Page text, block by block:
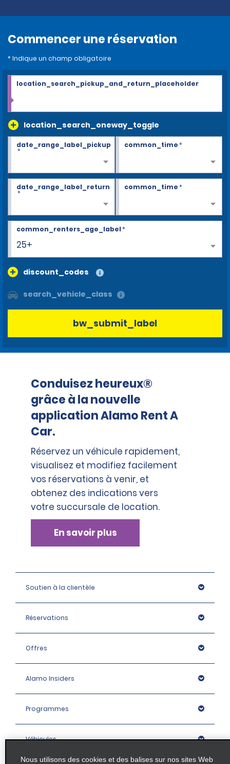
Commencer une réservation
* Indique un champ obligatoire
location_search_oneway_toggle
location_search_pickup_and_return_placeholder
date_range_label_pickup
*
common_time*
date_range_label_return
*
common_time*
25+
common_renters_age_label*
discount_codes
search_vehicle_class
bw_submit_label
Conduisez heureux®
grâce à la nouvelle
application Alamo Rent A
Car.
Réservez un véhicule rapidement,
visualisez et modifiez facilement
vos réservations à venir, et
obtenez des indications vers
votre succursale de location.
En savoir plus
Soutien à la clientèle
Réservations
Offres
Alamo Insiders
Programmes
Véhicules
Nous utilisons des cookies et des balises sur nos sites Web